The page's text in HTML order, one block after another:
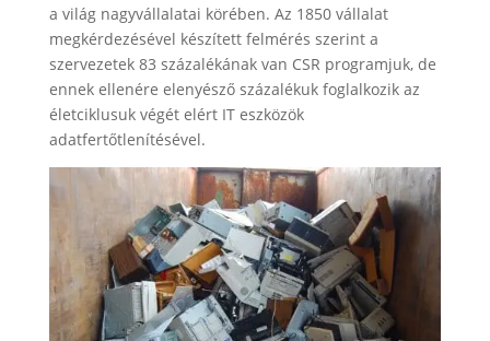
a világ nagyvállalatai körében. Az 1850 vállalat
megkérdezésével készített felmérés szerint a
szervezetek 83 százalékának van CSR programjuk, de
ennek ellenére elenyésző százalékuk foglalkozik az
életciklusuk végét elért IT eszközök
adatfertőtlenítésével.